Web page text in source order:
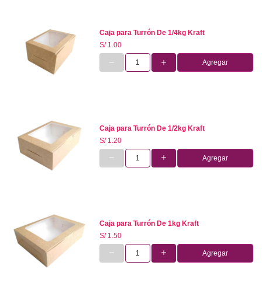
Caja para Turrón De 1/4kg Kraft
S/ 1.00
Agregar
Caja para Turrón De 1/2kg Kraft
S/ 1.20
Agregar
Caja para Turrón De 1kg Kraft
S/ 1.50
Agregar